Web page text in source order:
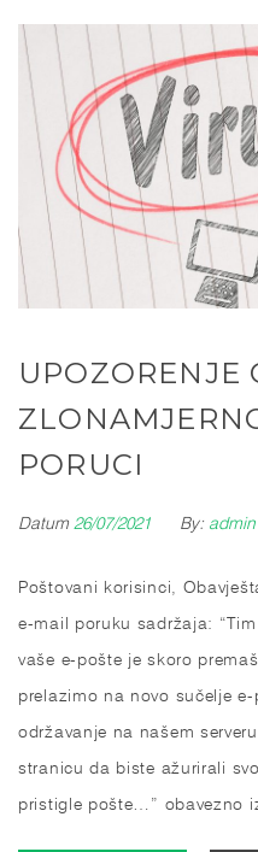
UPOZORENJE
PORUCI
Datum 26/07/2021 By: admin
Poštovani korisinci,
e-mail poruku sadržaja:
vaše e-pošte je skoro
prelazimo na novo sučelje
održavanje na našem
stranicu da biste ažurirali
pristigle pošte…” obavezno